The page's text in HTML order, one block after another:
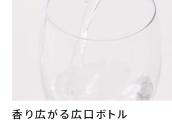
香り広がる広口ボトル